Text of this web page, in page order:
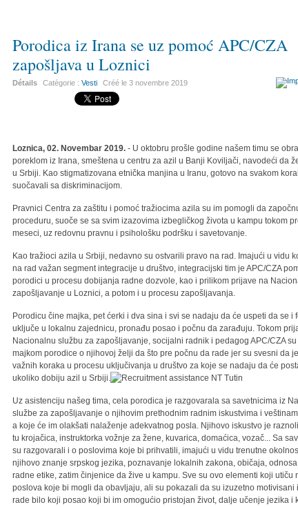
Porodica iz Irana se uz pomoć APC/CZA
zapošljava u Loznici
Détails Catégorie :Vesti Créé le3 novembre 2019
Loznica, 02. Novembar 2019.- U oktobru prošle godine našem timu se
poreklom iz Irana, smeštena u centru za azil u Banji Koviljači, navodeći da
u Srbiji. Kao stigmatizovana etnička manjina u Iranu, gotovo na svakom
suočavali sa diskriminacijom.
Pravnici Centra za zaštitu i pomoć tražiocima azila su im pomogli da
proceduru, suoče se sa svim izazovima izbegličkog života u kampu tokom
meseci, uz redovnu pravnu i psihološku podršku i savetovanje.
Kao tražioci azila u Srbiji, nedavno su ostvarili pravo na rad. Imajući u vidu
na rad važan segment integracije u društvo, integracijski tim je APC/CZA
porodici u procesu dobijanja radne dozvole, kao i prilikom prijave na
zapošljavanje u Loznici, a potom i u procesu zapošljavanja.
Porodicu čine majka, pet ćerki i dva sina i svi se nadaju da će uspeti da se i
uključe u lokalnu zajednicu, pronađu posao i počnu da zarađuju. Tokom
Nacionalnu službu za zapošljavanje, socijalni radnik i pedagog APC/CZA
majkom porodice o njihovoj želji da što pre počnu da rade jer su svesni da
važnih koraka u procesu uključivanja u društvo za koje se nadaju da će
ukoliko dobiju azil u Srbiji.
Uz asistenciju našeg tima, cela porodica je razgovarala sa savetnicima iz
službe za zapošljavanje o njihovim prethodnim radnim iskustvima i
a koje će im olakšati nalaženje adekvatnog posla. Njihovo iskustvo je
tu krojačica, instruktorka vožnje za žene, kuvarica, domaćica, vozač... Sa
su razgovarali i o poslovima koje bi prihvatili, imajući u vidu trenutne
njihovo znanje srpskog jezika, poznavanje lokalnih zakona, običaja,
radne etike, zatim činjenice da žive u kampu. Sve su ovo elementi koji utiču
poslova koje bi mogli da obavljaju, ali su pokazali da su izuzetno motivisani
rade bilo koji posao koji bi im omogućio pristojan život, dalje učenje jezika i